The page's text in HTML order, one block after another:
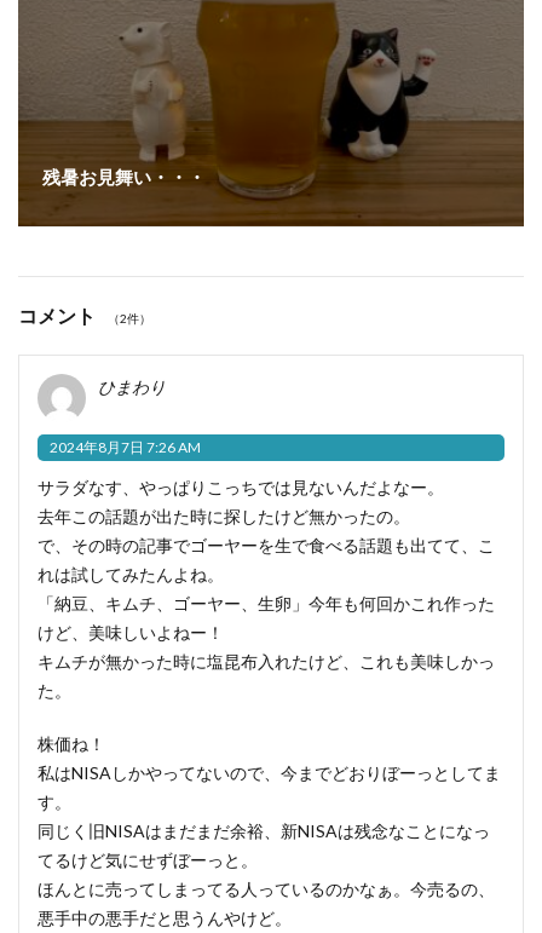
残暑お見舞い・・・
コメント （2件）
ひまわり
2024年8月7日 7:26 AM
サラダなす、やっぱりこっちでは見ないんだよなー。
去年この話題が出た時に探したけど無かったの。
で、その時の記事でゴーヤーを生で食べる話題も出てて、こ
れは試してみたんよね。
「納豆、キムチ、ゴーヤー、生卵」今年も何回かこれ作った
けど、美味しいよねー！
キムチが無かった時に塩昆布入れたけど、これも美味しかっ
た。
株価ね！
私はNISAしかやってないので、今までどおりぼーっとしてま
す。
同じく旧NISAはまだまだ余裕、新NISAは残念なことになっ
てるけど気にせずぼーっと。
ほんとに売ってしまってる人っているのかなぁ。今売るの、
悪手中の悪手だと思うんやけど。